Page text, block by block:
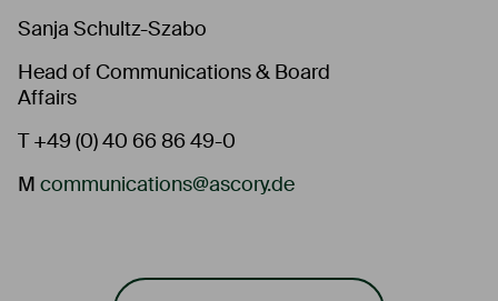
Sanja Schultz-Szabo
Head of Communications & Board
Affairs
T +49 (0) 40 66 86 49-0
M communications@ascory.de